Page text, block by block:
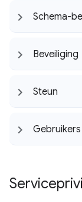
Schema-
Beveiliging
Steun
Gebruikers